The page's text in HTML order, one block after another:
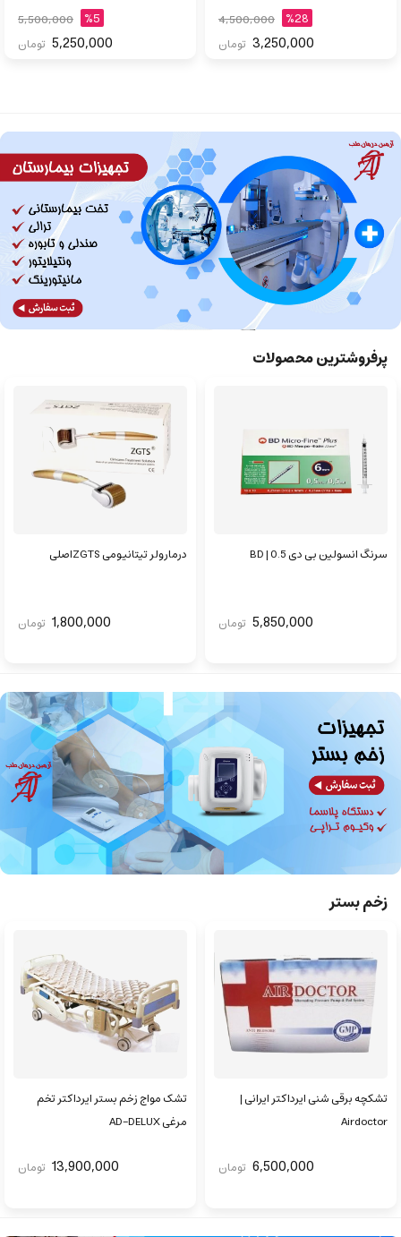
%28
4,500,000
3,250,000 تومان
%5
5,500,000
5,250,000 تومان
پرفروشترین محصولات
سرنگ انسولین بی دی BD | 0.5
5,850,000 تومان
درمارولر تیتانیومی ZGTSاصلی
1,800,000 تومان
زخم بستر
تشکچه برقی شنی ایرداکتر ایرانی |
Airdoctor
6,500,000 تومان
تشک مواج زخم بستر ایرداکتر تخم
مرغی AD-DELUX
13,900,000 تومان